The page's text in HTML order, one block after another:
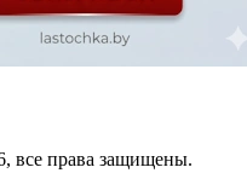
, все права защищены.